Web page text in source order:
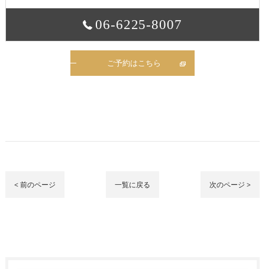
06-6225-8007
ご予約はこちら
< 前のページ 一覧に戻る 次のページ >